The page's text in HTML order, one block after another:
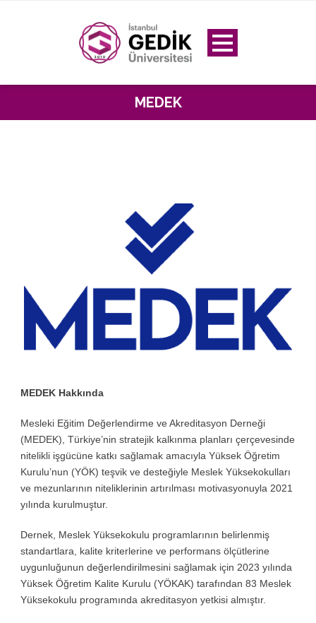
MEDEK
MEDEK Hakkında
Mesleki Eğitim Değerlendirme ve Akreditasyon Derneği
(MEDEK), Türkiye’nin stratejik kalkınma planları çerçevesinde
nitelikli işgücüne katkı sağlamak amacıyla Yüksek Öğretim
Kurulu’nun (YÖK) teşvik ve desteğiyle Meslek Yüksekokulları
ve mezunlarının niteliklerinin artırılması motivasyonuyla 2021
yılında kurulmuştur.
Dernek, Meslek Yüksekokulu programlarının belirlenmiş
standartlara, kalite kriterlerine ve performans ölçütlerine
uygunluğunun değerlendirilmesini sağlamak için 2023 yılında
Yüksek Öğretim Kalite Kurulu (YÖKAK) tarafından 83 Meslek
Yüksekokulu programında akreditasyon yetkisi almıştır.